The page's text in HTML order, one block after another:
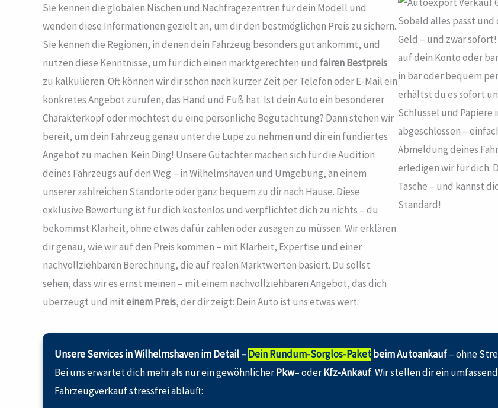
Sie kennen die globalen Nischen und Nachfragezentren für dein Modell und
wenden diese Informationen gezielt an, um dir den bestmöglichen Preis zu sichern.
Sie kennen die Regionen, in denen dein Fahrzeug besonders gut ankommt, und
nutzen diese Kenntnisse, um für dich einen marktgerechten und fairen Bestpreis
zu kalkulieren. Oft können wir dir schon nach kurzer Zeit per Telefon oder E-Mail ein
konkretes Angebot zurufen, das Hand und Fuß hat. Ist dein Auto ein besonderer
Charakterkopf oder möchtest du eine persönliche Begutachtung? Dann stehen wir
bereit, um dein Fahrzeug genau unter die Lupe zu nehmen und dir ein fundiertes
Angebot zu machen. Kein Ding! Unsere Gutachter machen sich für die Audition
deines Fahrzeugs auf den Weg – in Wilhelmshaven und Umgebung, an einem
unserer zahlreichen Standorte oder ganz bequem zu dir nach Hause. Diese
exklusive Bewertung ist für dich kostenlos und verpflichtet dich zu nichts – du
bekommst Klarheit, ohne etwas dafür zahlen oder zusagen zu müssen. Wir erklären
dir genau, wie wir auf den Preis kommen – mit Klarheit, Expertise und einer
nachvollziehbaren Berechnung, die auf realen Marktwerten basiert. Du sollst
sehen, dass wir es ernst meinen – mit einem nachvollziehbaren Angebot, das dich
überzeugt und miteinem Preis, der dir zeigt: Dein Auto ist uns etwas wert.
Sobald alles passt
Geld – und zwar
auf dein Konto oder
in bar oder bequem
erhältst du es sofort
Schlüssel und Papiere
abgeschlossen –
Abmeldung deines
erledigen wir für dich.
Tasche – und kannst
Standard!
Unsere Services in Wilhelmshaven im Detail –Dein Rundum-Sorglos-Paketbeim Autoankauf– ohne
Bei uns erwartet dich mehr als nur ein gewöhnlicherPkw– oderKfz-Ankauf. Wir stellen dir ein
Fahrzeugverkauf stressfrei abläuft: